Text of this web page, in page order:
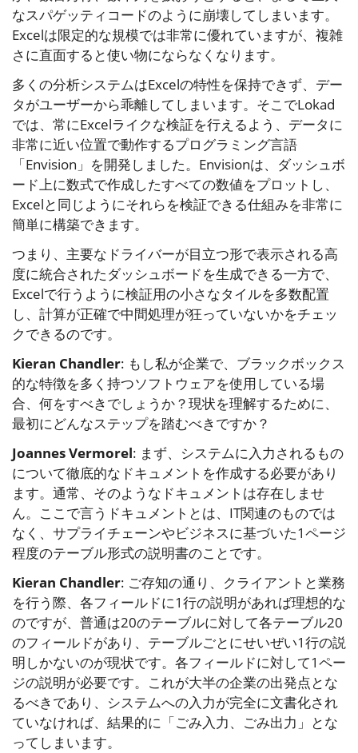
なスパゲッティコードのように崩壊してしまいます。
Excelは限定的な規模では非常に優れていますが、複雑
さに直面すると使い物にならなくなります。
多くの分析システムはExcelの特性を保持できず、デー
タがユーザーから乖離してしまいます。そこでLokad
では、常にExcelライクな検証を行えるよう、データに
非常に近い位置で動作するプログラミング言語
「Envision」を開発しました。Envisionは、ダッシュボ
ード上に数式で作成したすべての数値をプロットし、
Excelと同じようにそれらを検証できる仕組みを非常に
簡単に構築できます。
つまり、主要なドライバーが目立つ形で表示される高
度に統合されたダッシュボードを生成できる一方で、
Excelで行うように検証用の小さなタイルを多数配置
し、計算が正確で中間処理が狂っていないかをチェッ
クできるのです。
Kieran Chandler: もし私が企業で、ブラックボックス
的な特徴を多く持つソフトウェアを使用している場
合、何をすべきでしょうか？現状を理解するために、
最初にどんなステップを踏むべきですか？
Joannes Vermorel: まず、システムに入力されるもの
について徹底的なドキュメントを作成する必要があり
ます。通常、そのようなドキュメントは存在しませ
ん。ここで言うドキュメントとは、IT関連のものでは
なく、サプライチェーンやビジネスに基づいた1ページ
程度のテーブル形式の説明書のことです。
Kieran Chandler: ご存知の通り、クライアントと業務
を行う際、各フィールドに1行の説明があれば理想的な
のですが、普通は20のテーブルに対して各テーブル20
のフィールドがあり、テーブルごとにせいぜい1行の説
明しかないのが現状です。各フィールドに対して1ペー
ジの説明が必要です。これが大半の企業の出発点とな
るべきであり、システムへの入力が完全に文書化され
ていなければ、結果的に「ごみ入力、ごみ出力」とな
ってしまいます。